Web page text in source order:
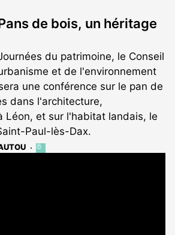
de bois, un héritage
du patrimoine, le Conseil
et de l'environnement
une conférence sur le pan de
dans l'architecture,
Léon, et sur l'habitat landais, le
Paul-lès-Dax.
Cet